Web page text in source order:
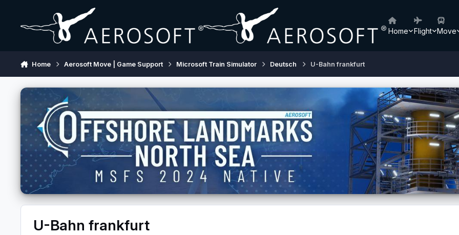
Home Flight Move
Home Aerosoft Move | Game Support Microsoft Train Simulator Deutsch U-Bahn frankfurt
U-Bahn frankfurt